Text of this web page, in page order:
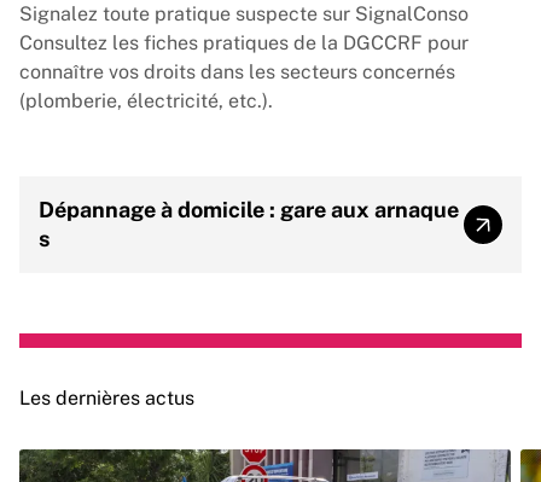
Signalez toute pratique suspecte sur SignalConso
Consultez les fiches pratiques de la DGCCRF pour
connaître vos droits dans les secteurs concernés
(plomberie, électricité, etc.).
Dépannage à domicile : gare aux arnaque
s
Les dernières actus